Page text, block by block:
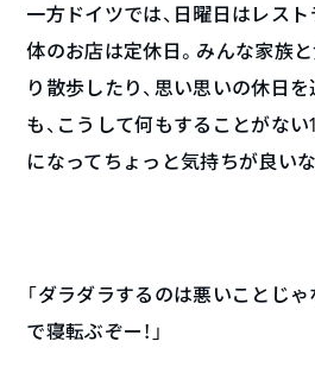
一方ドイツでは、日曜日はレス
体のお店は定休日。みんな家族
り散歩したり、思い思いの休日
も、こうして何もすることがない
になってちょっと気持ちが良いな
「ダラダラするのは悪いことじゃ
で寝転ぶぞー！」